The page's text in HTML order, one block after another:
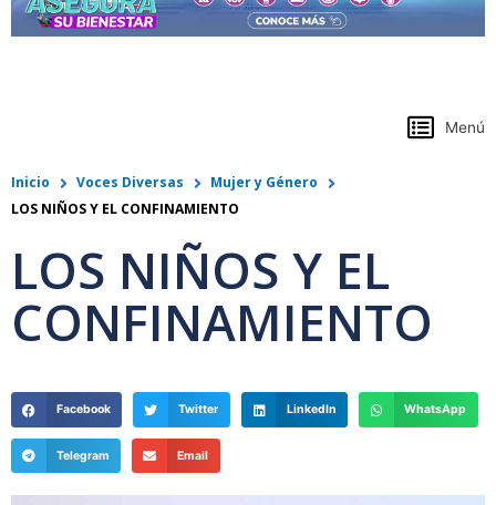
Menú
Inicio Voces Diversas
Mujer y Género
LOS NIÑOS Y EL CONFINAMIENTO
LOS NIÑOS Y EL
CONFINAMIENTO
Facebook Twitter LinkedIn WhatsApp
Telegram Email